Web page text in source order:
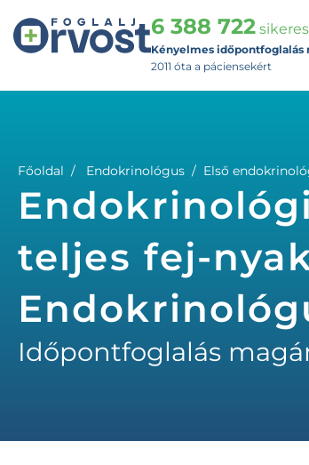
6 388 722
Kényelmes időpontfoglalás
2011 óta a páciensekért
Főoldal Endokrinológus Első
teljes fej-
Időpontfoglalás